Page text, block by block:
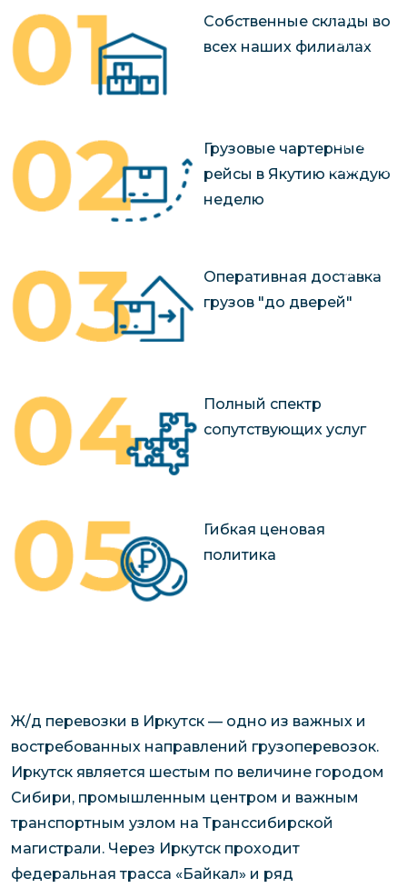
Якутия
чартерных
в Якутию
Перевозка
Собственные склады во
всех наших филиалах
Грузовые чартерные
рейсы в Якутию каждую
неделю
Оперативная доставка
грузов "до дверей"
Полный спектр
сопутствующих услуг
Гибкая ценовая
политика
Ж/д перевозки в Иркутск — одно из важных и
востребованных направлений грузоперевозок.
Иркутск является шестым по величине городом
Сибири, промышленным центром и важным
транспортным узлом на Транссибирской
магистрали. Через Иркутск проходит
федеральная трасса «Байкал» и ряд